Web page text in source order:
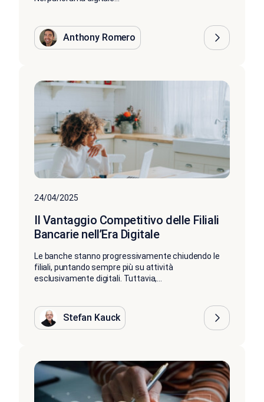
Anthony Romero
24/04/2025
Il Vantaggio Competitivo delle Filiali
Bancarie nell’Era Digitale
Le banche stanno progressivamente chiudendo le
filiali, puntando sempre più su attività
esclusivamente digitali. Tuttavia,...
Stefan Kauck